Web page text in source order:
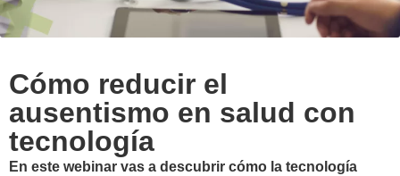
Cómo reducir el
ausentismo en salud con
tecnología
En este webinar vas a descubrir cómo la tecnología